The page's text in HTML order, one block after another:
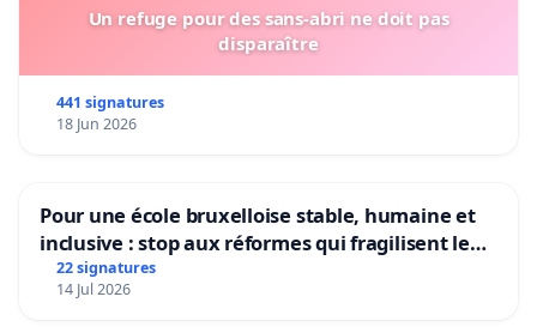
Un refuge pour des sans-abri ne doit pas
disparaître
441 signatures
18 Jun 2026
Pour une école bruxelloise stable, humaine et
inclusive : stop aux réformes qui fragilisent le
primaire
22 signatures
14 Jul 2026